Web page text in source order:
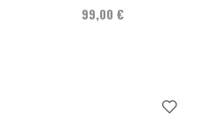
99,00 €